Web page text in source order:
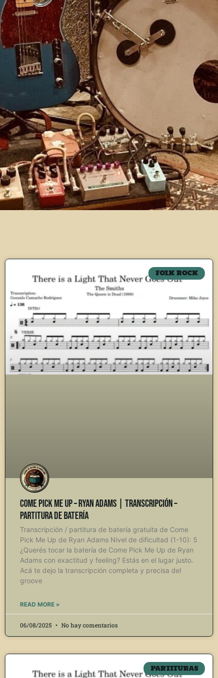
FOLK ROCK
Come Pick Me Up – Ryan Adams | Transcripción –
Partitura de Batería
Transcripción / partitura de batería gratuita de Come
Pick Me Up de Ryan Adams Nivel de dificultad (1-10): 5
¿Querés tocar la batería de Come Pick Me Up de Ryan
Adams con exactitud y feeling? Estás en el lugar justo.
Acá te dejo la transcripción completa y precisa del
groove
READ MORE »
06/08/2025 No hay comentarios
PARTITURAS